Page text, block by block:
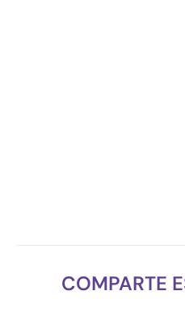
COMPARTE